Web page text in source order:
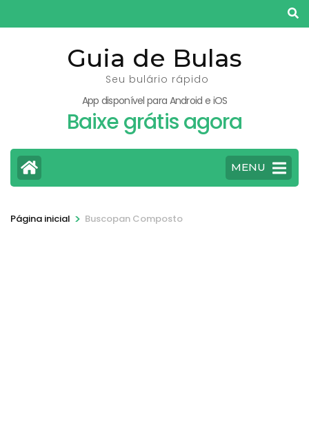
para
Guia de Bulas
Seu bulário rápido
App disponível para Android e iOS
Baixe grátis agora
MENU
Página inicial > Buscopan Composto